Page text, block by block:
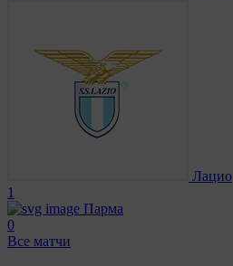
Лацио
1
Парма
0
Все матчи